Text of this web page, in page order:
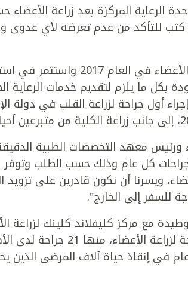
المركزة بعد زراعة الأعضاء
كثب للتأكد من عدم تعرضه لأي عدوى
وقد أطلق كليفلاند كلينك أبوظبي برنامج زراعة
بكل ما يلزم لتقديم خدمات الرعاية
أول جراحة لزراعة القلب في دولة
ورئيس معهد التخصصات الطبية
كل عام وذلك حسب الطلب وتوفر
ويسرنا أن نكون قادرين على
للسفر إلى الخارج".
مع مركز كليفلاند كلينك لزراعة
أوهايو الذي شهد في العام 2017 نحو 700 جراحة
في إنقاذ حياة آلاف المرضى الذين